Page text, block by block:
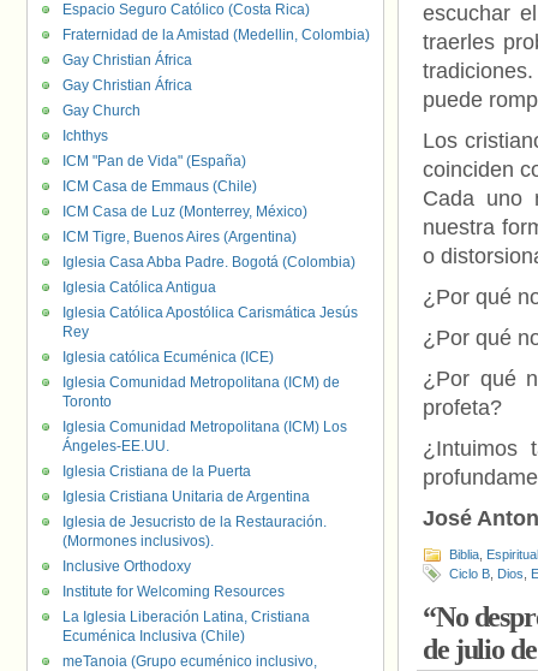
escuchar
traerles
puede
Los
coinciden
Cada uno
nuestra
o
¿Por qué
¿Por qué
¿Por qué
profeta?
¿Intuimos
José
Biblia
Ciclo B Dios
“No
de julio
Espacio Seguro Católico (Costa Rica)
Fraternidad de la Amistad (Medellin, Colombia)
Gay Christian África
Gay Christian África
Gay Church
Ichthys
ICM "Pan de Vida" (España)
ICM Casa de Emmaus (Chile)
ICM Casa de Luz (Monterrey, México)
ICM Tigre, Buenos Aires (Argentina)
Iglesia Casa Abba Padre. Bogotá (Colombia)
Iglesia Católica Antigua
Iglesia Católica Apostólica Carismática Jesús
Rey
Iglesia católica Ecuménica (ICE)
Iglesia Comunidad Metropolitana (ICM) de
Toronto
Iglesia Comunidad Metropolitana (ICM) Los
Ángeles-EE.UU.
Iglesia Cristiana de la Puerta
Iglesia Cristiana Unitaria de Argentina
Iglesia de Jesucristo de la Restauración.
(Mormones inclusivos).
Inclusive Orthodoxy
Institute for Welcoming Resources
La Iglesia Liberación Latina, Cristiana
Ecuménica Inclusiva (Chile)
meTanoia (Grupo ecuménico inclusivo,